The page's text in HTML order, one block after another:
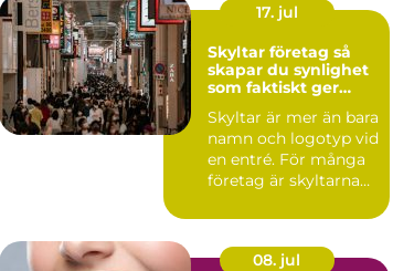
17. jul
Skyltar företag så
skapar du synlighet
som faktiskt ger
Skyltar är mer än bara
namn och logotyp vid
en entré. För många
företag är skyltarna
08. jul